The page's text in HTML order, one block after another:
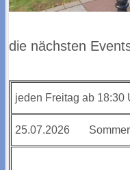
die nächsten
jeden Freitag ab
25.07.2026